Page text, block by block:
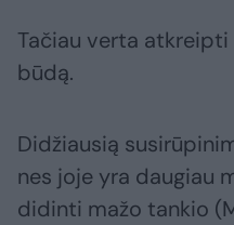
Tačiau verta
būdą.
Didžiausią
nes joje yra daugiau
didinti mažo tankio